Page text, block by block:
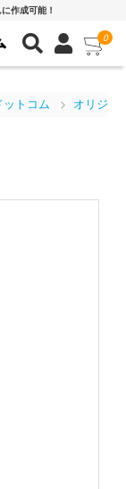
作成可能！
0
ットコム オリジナ